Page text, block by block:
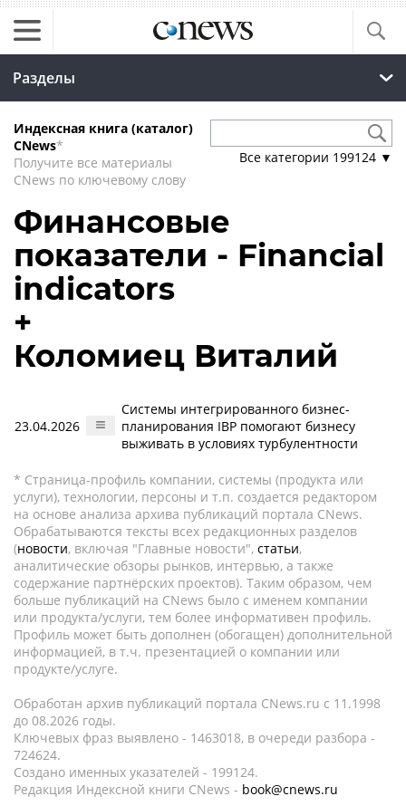
Разделы
Индексная книга (каталог)
CNews*
Получите все материалы
CNews по ключевому слову
Все категории 199124 ▼
Финансовые
показатели - Financial
indicators
+
Коломиец Виталий
23.04.2026
Системы интегрированного бизнес-
планирования IBP помогают бизнесу
выживать в условиях турбулентности
* Страница-профиль компании, системы (продукта или
услуги), технологии, персоны и т.п. создается редактором
на основе анализа архива публикаций портала CNews.
Обрабатываются тексты всех редакционных разделов
(новости, включая "Главные новости", статьи,
аналитические обзоры рынков, интервью, а также
содержание партнёрских проектов). Таким образом, чем
больше публикаций на CNews было с именем компании
или продукта/услуги, тем более информативен профиль.
Профиль может быть дополнен (обогащен) дополнительной
информацией, в т.ч. презентацией о компании или
продукте/услуге.
Обработан архив публикаций портала CNews.ru c 11.1998
до 08.2026 годы.
Ключевых фраз выявлено - 1463018, в очереди разбора -
724624.
Создано именных указателей - 199124.
Редакция Индексной книги CNews - book@cnews.ru